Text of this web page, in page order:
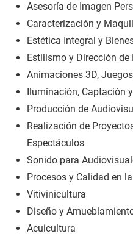
Asesoría de Imagen
Caracterización y
Estética Integral y
Estilismo y Dirección de
Animaciones 3D,
Iluminación, Captación
Producción de
Realización de
Espectáculos
Sonido para
Procesos y Calidad en
Vitivinicultura
Diseño y
Acuicultura